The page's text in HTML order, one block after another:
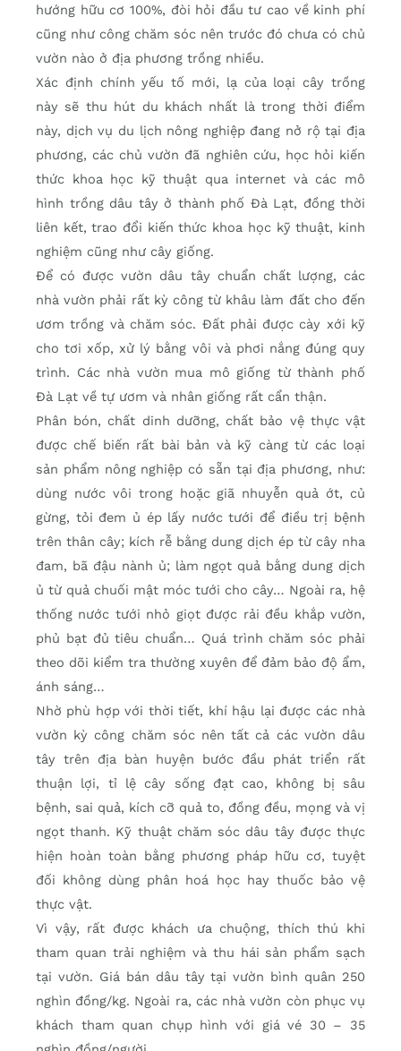
hướng hữu cơ 100%, đòi hỏi đầu tư cao về kinh phí
cũng như công chăm sóc nên trước đó chưa có chủ
vườn nào ở địa phương trồng nhiều.
Xác định chính yếu tố mới, lạ của loại cây trồng
này sẽ thu hút du khách nhất là trong thời điểm
này, dịch vụ du lịch nông nghiệp đang nở rộ tại địa
phương, các chủ vườn đã nghiên cứu, học hỏi kiến
thức khoa học kỹ thuật qua internet và các mô
hình trồng dâu tây ở thành phố Đà Lạt, đồng thời
liên kết, trao đổi kiến thức khoa học kỹ thuật, kinh
nghiệm cũng như cây giống.
Để có được vườn dâu tây chuẩn chất lượng, các
nhà vườn phải rất kỳ công từ khâu làm đất cho đến
ươm trồng và chăm sóc. Đất phải được cày xới kỹ
cho tơi xốp, xử lý bằng vôi và phơi nắng đúng quy
trình. Các nhà vườn mua mô giống từ thành phố
Đà Lạt về tự ươm và nhân giống rất cẩn thận.
Phân bón, chất dinh dưỡng, chất bảo vệ thực vật
được chế biến rất bài bản và kỹ càng từ các loại
sản phẩm nông nghiệp có sẵn tại địa phương, như:
dùng nước vôi trong hoặc giã nhuyễn quả ớt, củ
gừng, tỏi đem ủ ép lấy nước tưới để điều trị bệnh
trên thân cây; kích rễ bằng dung dịch ép từ cây nha
đam, bã đậu nành ủ; làm ngọt quả bằng dung dịch
ủ từ quả chuối mật móc tưới cho cây… Ngoài ra, hệ
thống nước tưới nhỏ giọt được rải đều khắp vườn,
phủ bạt đủ tiêu chuẩn… Quá trình chăm sóc phải
theo dõi kiểm tra thường xuyên để đảm bảo độ ẩm,
ánh sáng…
Nhờ phù hợp với thời tiết, khí hậu lại được các nhà
vườn kỳ công chăm sóc nên tất cả các vườn dâu
tây trên địa bàn huyện bước đầu phát triển rất
thuận lợi, tỉ lệ cây sống đạt cao, không bị sâu
bệnh, sai quả, kích cỡ quả to, đồng đều, mọng và vị
ngọt thanh. Kỹ thuật chăm sóc dâu tây được thực
hiện hoàn toàn bằng phương pháp hữu cơ, tuyệt
đối không dùng phân hoá học hay thuốc bảo vệ
thực vật.
Vì vậy, rất được khách ưa chuộng, thích thú khi
tham quan trải nghiệm và thu hái sản phẩm sạch
tại vườn. Giá bán dâu tây tại vườn bình quân 250
nghìn đồng/kg. Ngoài ra, các nhà vườn còn phục vụ
khách tham quan chụp hình với giá vé 30 – 35